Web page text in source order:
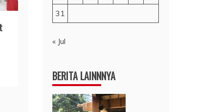
31
« Jul
BERITA LAINNNYA